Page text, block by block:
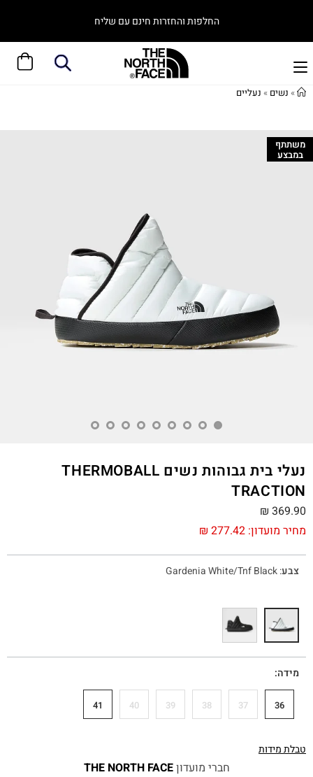
החלפות והחזרות חינם עם שליח
» נשים » נעליים
משתתף
במבצע
נעלי בית גבוהות נשים THERMOBALL
TRACTION
מחיר מועדון: ₪ 277.42
₪ 369.90
צבע:
Gardenia White/Tnf Black
מידה
36
37
38
39
40
41
טבלת מידות
חברי מועדוןTHE NORTH FACE